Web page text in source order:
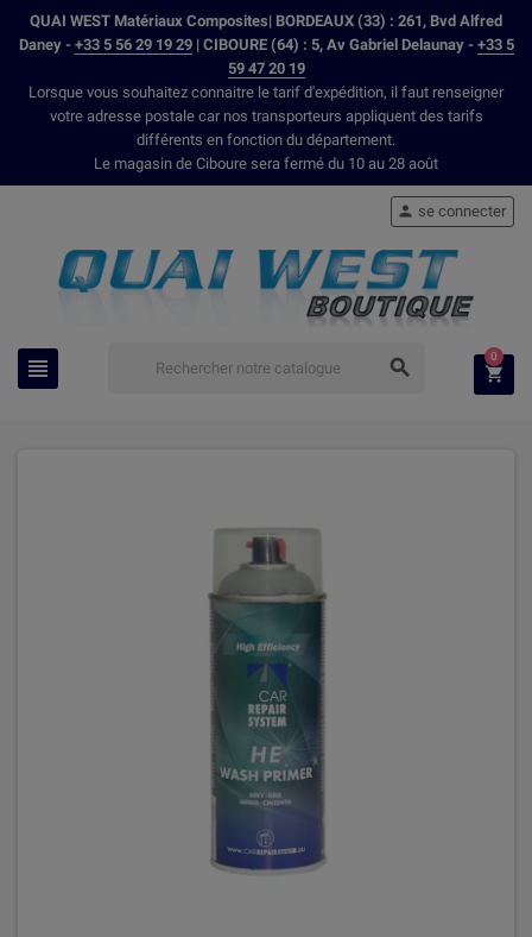
QUAI WEST Matériaux Composites| BORDEAUX (33) : 261, Bvd Alfred
Daney - +33 5 56 29 19 29| CIBOURE (64) : 5, Av Gabriel Delaunay - +33 5
59 47 20 19
Lorsque vous souhaitez connaitre le tarif d'expédition, il faut renseigner
votre adresse postale car nos transporteurs appliquent des tarifs
différents en fonction du département.
Le magasin de Ciboure sera fermé du 10 au 28 août
 
 se connecter

0